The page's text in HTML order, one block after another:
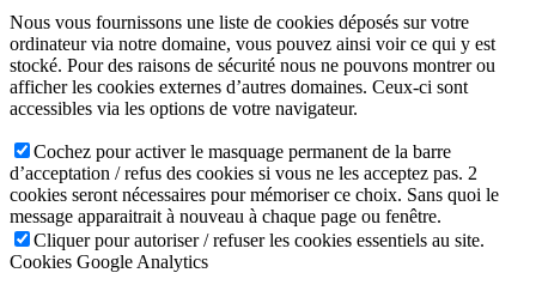
Nous vous fournissons une liste de cookies déposés sur votre
ordinateur via notre domaine, vous pouvez ainsi voir ce qui y est
stocké. Pour des raisons de sécurité nous ne pouvons montrer ou
afficher les cookies externes d’autres domaines. Ceux-ci sont
accessibles via les options de votre navigateur.
Cochez pour activer le masquage permanent de la barre
d’acceptation / refus des cookies si vous ne les acceptez pas. 2
cookies seront nécessaires pour mémoriser ce choix. Sans quoi le
message apparaitrait à nouveau à chaque page ou fenêtre.
Cliquer pour autoriser / refuser les cookies essentiels au site.
Cookies Google Analytics